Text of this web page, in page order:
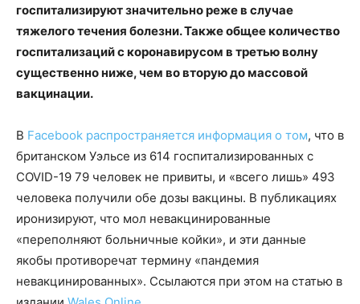
госпитализируют значительно реже в случае
тяжелого течения болезни. Также общее количество
госпитализаций с коронавирусом в третью волну
существенно ниже, чем во вторую до массовой
вакцинации.
В Facebook распространяется информация о том, что в
британском Уэльсе из 614 госпитализированных с
COVID-19 79 человек не привиты, и «всего лишь» 493
человека получили обе дозы вакцины. В публикациях
иронизируют, что мол невакцинированные
«переполняют больничные койки», и эти данные
якобы противоречат термину «пандемия
невакцинированных». Ссылаются при этом на статью в